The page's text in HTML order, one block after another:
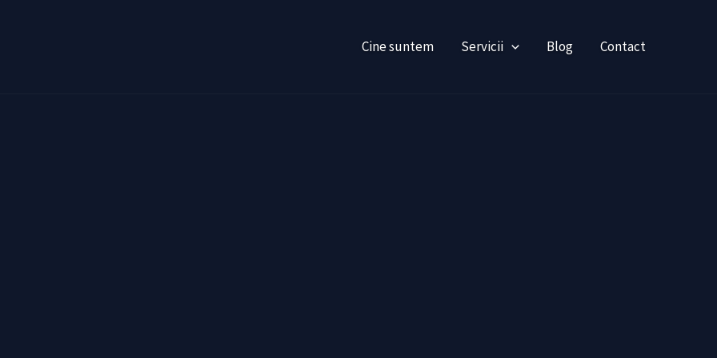
Cine suntem Servicii Blog Contact